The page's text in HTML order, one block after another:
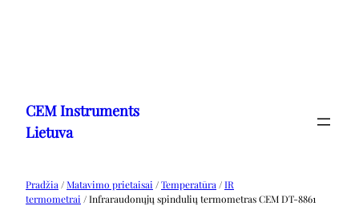
turinio
CEM Instruments
Lietuva
Pradžia /Matavimo prietaisai /Temperatūra /IR
termometrai / Infraraudonųjų spindulių termometras CEM DT-8861